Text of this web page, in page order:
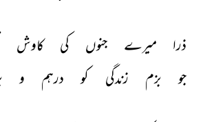
ذرا میرے جنوں کی کاوش
جو
بزم زندگی کو درہم و